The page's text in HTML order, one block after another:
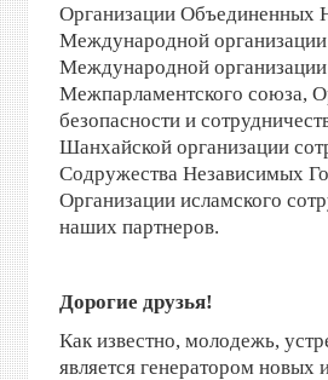
Организации
Международной организации
Международной
Межпарламентского союза,
безопасности и
Шанхайской организации
Содружества Независимых
Организации исламского
наших партнеров.
Дорогие друзья!
Как известно, молодежь,
является генератором новых